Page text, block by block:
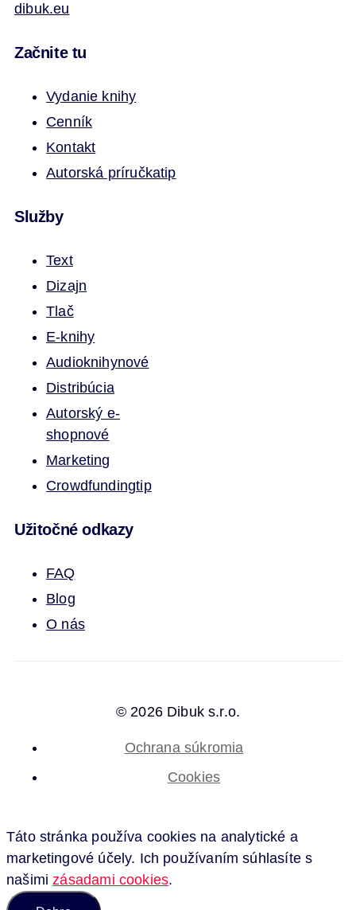
dibuk.eu
Začnite tu
Vydanie knihy
Cenník
Kontakt
Autorská príručkatip
Služby
Text
Dizajn
Tlač
E-knihy
Audioknihynové
Distribúcia
Autorský e-
shopnové
Marketing
Crowdfundingtip
Užitočné odkazy
FAQ
Blog
O nás
© 2026 Dibuk s.r.o.
Ochrana súkromia
Cookies
Táto stránka používa cookies na analytické a
marketingové účely. Ich používaním súhlasíte s
našimizásadami cookies.